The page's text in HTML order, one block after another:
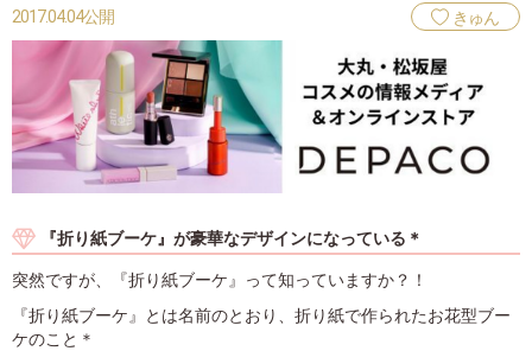
2017.04.04公開 きゅん
『折り紙ブーケ』が豪華なデザインになっている＊
突然ですが、『折り紙ブーケ』って知っていますか？！
『折り紙ブーケ』とは名前のとおり、折り紙で作られたお花型ブー
ケのこと＊